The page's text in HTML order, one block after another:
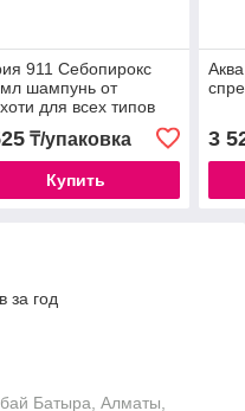
911 Себопирокс
шампунь от
для всех типов
₸/упаковка
Купить
3
за год
Батыра, Алматы,